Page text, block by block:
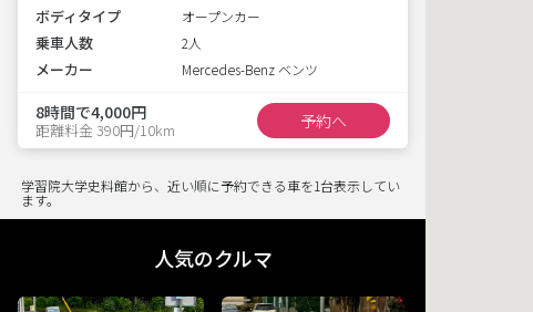
ボディタイプ オープンカー
乗車人数 2人
メーカー Mercedes-Benz ベンツ
8時間で4,000円
距離料金 390円/10km 予約へ
学習院大学史料館から、近い順に予約できる車を1台表示してい
ます。
人気のクルマ